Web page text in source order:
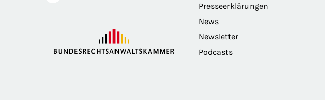
Presseerklärungen
News
Newsletter
Podcasts